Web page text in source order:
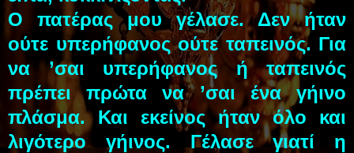
Ο πατέρας μου γέλασε. Δεν ήταν
ούτε υπερήφανος ούτε ταπεινός. Για
να ’σαι υπερήφανος ή ταπεινός
πρέπει πρώτα να ’σαι ένα γήινο
πλάσμα. Και εκείνος ήταν όλο και
λιγότερο γήινος. Γέλασε γιατί η